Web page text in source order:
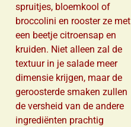
spruitjes, bloemkool of
broccolini en rooster ze met
een beetje citroensap en
kruiden. Niet alleen zal de
textuur in je salade meer
dimensie krijgen, maar de
geroosterde smaken zullen
de versheid van de andere
ingrediënten prachtig